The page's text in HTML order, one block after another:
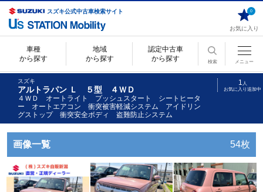
スズキ公式中古車検索サイト
お気に入り
0
車種
から探す
地域
から探す
認定中古車
から探す
検索 メニュー
スズキ
アルトラパン Ｌ ５型 ４ＷＤ
４ＷＤ オートライト プッシュスタート シートヒータ
ー オートエアコン 衝突被害軽減システム アイドリン
グストップ 衝突安全ボディ 盗難防止システム
1 人
お気に入り追加中
画像一覧 54枚